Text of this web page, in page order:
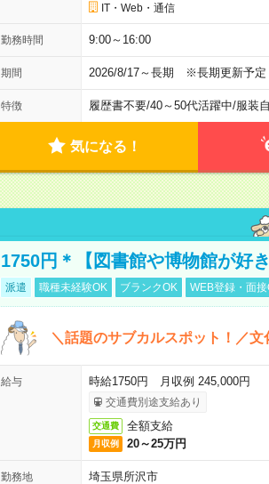
IT・Web・通信
勤務時間 9:00～16:00
期間 2026/8/17～長期 ※長期更新予
特徴 履歴書不要/40～50代活躍中/服装
気になる！
1750円＊【図書館や博物館が好
派遣 職種未経験OK ブランクOK WEB登録・面接
＼話題のサブカルスポット！／
給与 時給1750円 月収例 245,000円
交通費別途支給あり
交通費 全額支給
月収例 20～25万円
勤務地
埼玉県所沢市